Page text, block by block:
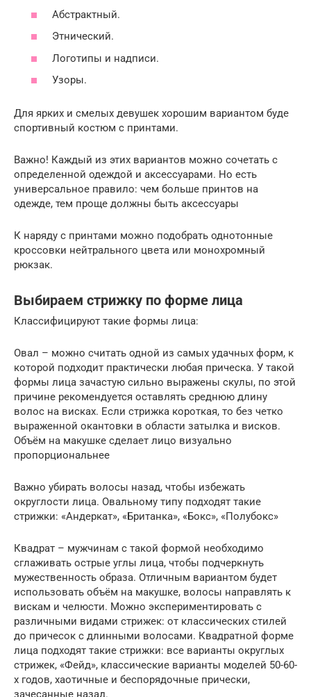
Абстрактный.
Этнический.
Логотипы и надписи.
Узоры.
Для ярких и смелых девушек хорошим вариантом буде
спортивный костюм с принтами.
Важно! Каждый из этих вариантов можно сочетать с
определенной одеждой и аксессуарами. Но есть
универсальное правило: чем больше принтов на
одежде, тем проще должны быть аксессуары
К наряду с принтами можно подобрать однотонные
кроссовки нейтрального цвета или монохромный
рюкзак.
Выбираем стрижку по форме лица
Классифицируют такие формы лица:
Овал – можно считать одной из самых удачных форм, к
которой подходит практически любая прическа. У такой
формы лица зачастую сильно выражены скулы, по этой
причине рекомендуется оставлять среднюю длину
волос на висках. Если стрижка короткая, то без четко
выраженной окантовки в области затылка и висков.
Объём на макушке сделает лицо визуально
пропорциональнее
Важно убирать волосы назад, чтобы избежать
округлости лица. Овальному типу подходят такие
стрижки: «Андеркат», «Британка», «Бокс», «Полубокс»
Квадрат – мужчинам с такой формой необходимо
сглаживать острые углы лица, чтобы подчеркнуть
мужественность образа. Отличным вариантом будет
использовать объём на макушке, волосы направлять к
вискам и челюсти. Можно экспериментировать с
различными видами стрижек: от классических стилей
до причесок с длинными волосами. Квадратной форме
лица подходят такие стрижки: все варианты округлых
стрижек, «Фейд», классические варианты моделей 50-60-
х годов, хаотичные и беспорядочные прически,
зачесанные назад.